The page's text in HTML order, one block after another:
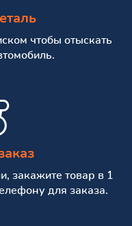
чтобы отыскать
закажите товар в 1
для заказа.